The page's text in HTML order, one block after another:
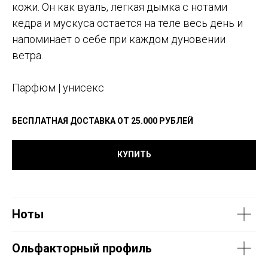
кожи. Он как вуаль, легкая дымка с нотами
кедра и мускуса остается на теле весь день и
напоминает о себе при каждом дуновении
ветра.
Парфюм | унисекс
БЕСПЛАТНАЯ ДОСТАВКА ОТ 25.000 РУБЛЕЙ
КУПИТЬ
Ноты
Ольфакторный профиль